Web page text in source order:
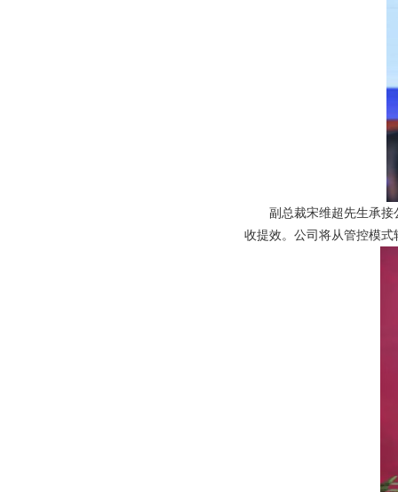
副总裁宋维超先生承
收提效。公司将从管控模